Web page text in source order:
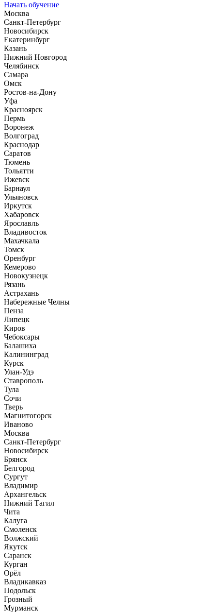
Начать обучение
Москва
Санкт-Петербург
Новосибирск
Екатеринбург
Казань
Нижний Новгород
Челябинск
Самара
Омск
Ростов-на-Дону
Уфа
Красноярск
Пермь
Воронеж
Волгоград
Краснодар
Саратов
Тюмень
Тольятти
Ижевск
Барнаул
Ульяновск
Иркутск
Хабаровск
Ярославль
Владивосток
Махачкала
Томск
Оренбург
Кемерово
Новокузнецк
Рязань
Астрахань
Набережные Челны
Пенза
Липецк
Киров
Чебоксары
Балашиха
Калининград
Курск
Улан-Удэ
Ставрополь
Тула
Сочи
Тверь
Магнитогорск
Иваново
Москва
Санкт-Петербург
Новосибирск
Брянск
Белгород
Сургут
Владимир
Архангельск
Нижний Тагил
Чита
Калуга
Смоленск
Волжский
Якутск
Саранск
Курган
Орёл
Владикавказ
Подольск
Грозный
Мурманск